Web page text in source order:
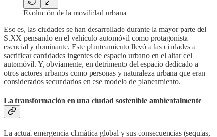
Evolución de la movilidad urbana
Eso es, las ciudades se han desarrollado durante la mayor parte del
S.XX pensando en el vehículo automóvil como protagonista
esencial y dominante. Este planteamiento llevó a las ciudades a
sacrificar cantidades ingentes de espacio urbano en el altar del
automóvil. Y, obviamente, en detrimento del espacio dedicado a
otros actores urbanos como personas y naturaleza urbana que eran
considerados secundarios en ese modelo de planeamiento.
La transformación en una ciudad sostenible ambientalmente
La actual emergencia climática global y sus consecuencias (sequías,